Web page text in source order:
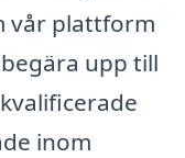
vår plattform
upp till
inom